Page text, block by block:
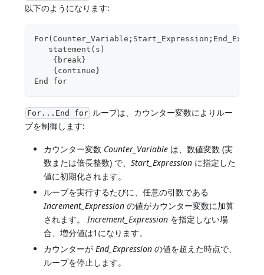
以下のようになります:
   statement(s)
    {break}
    {continue}
End for
For...End for ループは、カウンター変数によりルー
プを制御します:
カウンター変数 Counter_Variable は、数値変数 (実
数または倍長整数) で、Start_Expression に指定した
値に初期化されます。
ループを実行するたびに、任意の引数である
Increment_Expression の値がカウンター変数に加算
されます。Increment_Expression を指定しない場
合、増分値は1になります。
カウンターがEnd_Expression の値を超えた時点で、
ループを停止します。